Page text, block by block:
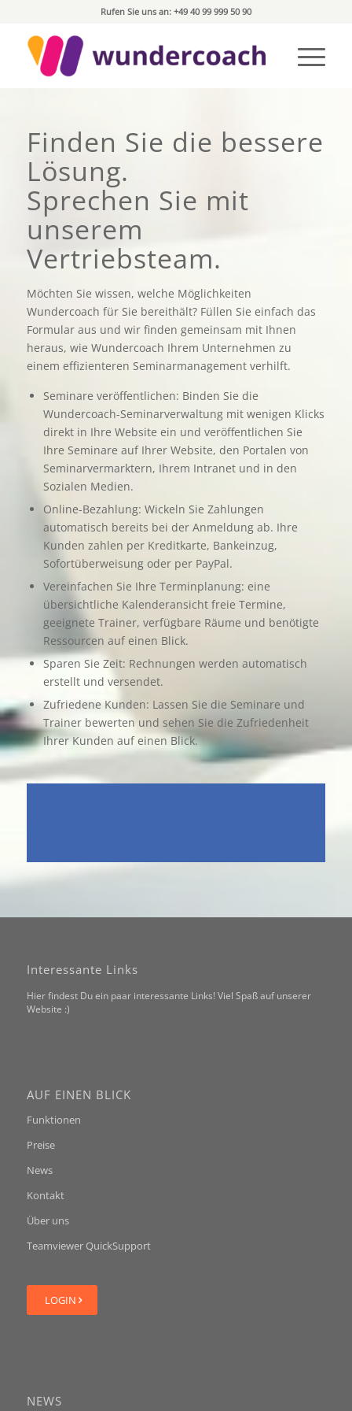
Rufen Sie uns an: +49 40 99 999 50 90
Finden Sie die bessere
Lösung.
Sprechen Sie mit
unserem
Vertriebsteam.
Möchten Sie wissen, welche Möglichkeiten
Wundercoach für Sie bereithält? Füllen Sie einfach das
Formular aus und wir finden gemeinsam mit Ihnen
heraus, wie Wundercoach Ihrem Unternehmen zu
einem effizienteren Seminarmanagement verhilft.
Seminare veröffentlichen: Binden Sie die
Wundercoach-Seminarverwaltung mit wenigen Klicks
direkt in Ihre Website ein und veröffentlichen Sie
Ihre Seminare auf Ihrer Website, den Portalen von
Seminarvermarktern, Ihrem Intranet und in den
Sozialen Medien.
Online-Bezahlung: Wickeln Sie Zahlungen
automatisch bereits bei der Anmeldung ab. Ihre
Kunden zahlen per Kreditkarte, Bankeinzug,
Sofortüberweisung oder per PayPal.
Vereinfachen Sie Ihre Terminplanung: eine
übersichtliche Kalenderansicht freie Termine,
geeignete Trainer, verfügbare Räume und benötigte
Ressourcen auf einen Blick.
Sparen Sie Zeit: Rechnungen werden automatisch
erstellt und versendet.
Zufriedene Kunden: Lassen Sie die Seminare und
Trainer bewerten und sehen Sie die Zufriedenheit
Ihrer Kunden auf einen Blick.
Interessante Links
Hier findest Du ein paar interessante Links! Viel Spaß auf unserer
Website :)
AUF EINEN BLICK
Funktionen
Preise
News
Kontakt
Über uns
Teamviewer QuickSupport
LOGIN
NEWS